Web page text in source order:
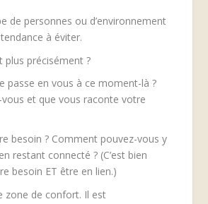
de personnes ou d’environnement
à éviter.
plus précisément ?
passe en vous à ce moment-là ?
et que vous raconte votre
besoin ? Comment pouvez-vous y
restant connecté ? (C’est bien
besoin ET être en lien.)
zone de confort. Il est